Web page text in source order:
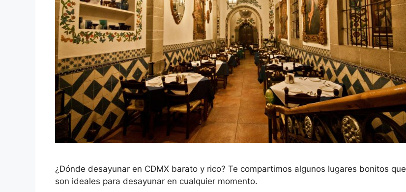
¿Dónde desayunar en CDMX barato y rico? Te compartimos algunos lugares bonitos que
son ideales para desayunar en cualquier momento.